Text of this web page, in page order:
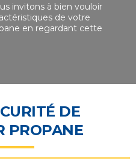
invitons à bien vouloir
de votre
en regardant cette
DE
PROPANE